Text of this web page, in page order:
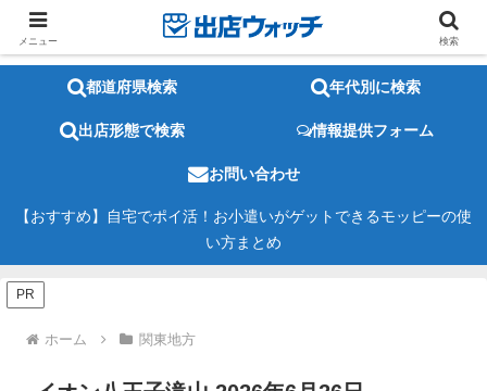
都道府県検索 年代別に検索
出店形態で検索 情報提供フォーム
お問い合わせ
【おすすめ】自宅でポイ活！お小遣いがゲットできるモッピーの使
い方まとめ
PR
ホーム 関東地方
メニュー 検索